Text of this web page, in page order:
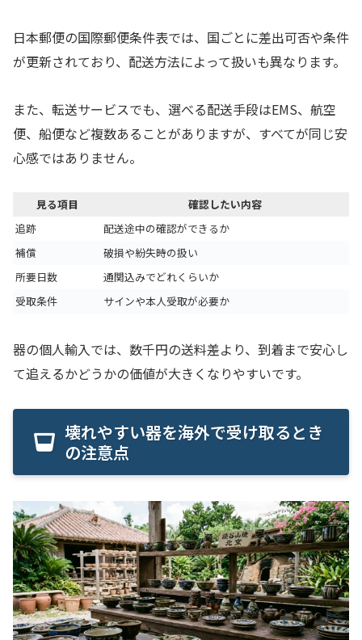
日本郵便の国際郵便条件表では、国ごとに差出可否や条件
が更新されており、配送方法によって扱いも異なります。
また、転送サービスでも、選べる配送手段はEMS、航空
便、船便など複数あることがありますが、すべてが同じ安
心感ではありません。
見る項目
確認したい内容
追跡
配送途中の確認ができるか
補償
破損や紛失時の扱い
所要日数
通関込みでどれくらいか
受取条件
サインや本人受取が必要か
器の個人輸入では、数千円の送料差より、到着まで安心し
て追えるかどうかの価値が大きくなりやすいです。
壊れやすい器を海外で受け取るとき
の注意点